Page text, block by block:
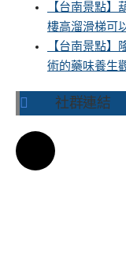
【台南景點】
樓高溜滑梯可
【台南景點
術的藥味養生
社群連結